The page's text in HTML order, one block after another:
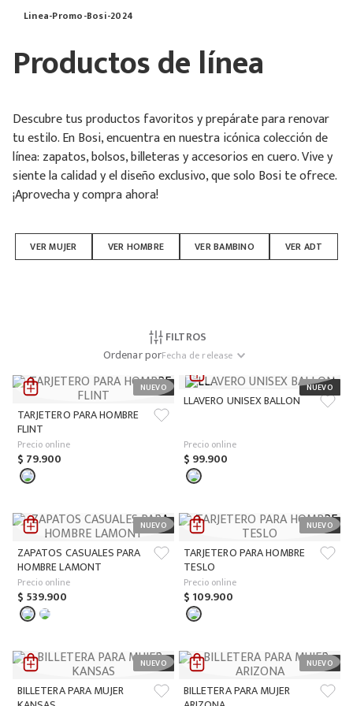
Linea-Promo-Bosi-2024
Productos de línea
Descubre tus productos favoritos y prepárate para renovar
tu estilo. En Bosi, encuentra en nuestra icónica colección de
línea: zapatos, bolsos, billeteras y accesorios en cuero. Vive y
siente la calidad y el diseño exclusivo, que solo Bosi te ofrece.
¡Aprovecha y compra ahora!
VER MUJER VER HOMBRE VER BAMBINO VER ADT
FILTROS
Ordenar porFecha de release
TARJETERO PARA HOMBRE
FLINT
Precio online
$ 79.900
LLAVERO UNISEX BALLON
Precio online
$ 99.900
ZAPATOS CASUALES PARA
HOMBRE LAMONT
Precio online
$ 539.900
TARJETERO PARA HOMBRE
TESLO
Precio online
$ 109.900
BILLETERA PARA MUJER BILLETERA PARA MUJER